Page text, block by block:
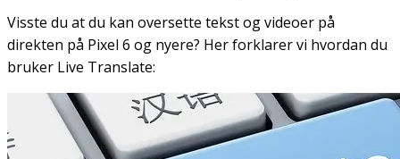
Visste du at du kan oversette tekst og videoer på
direkten på Pixel 6 og nyere? Her forklarer vi hvordan du
bruker Live Translate: